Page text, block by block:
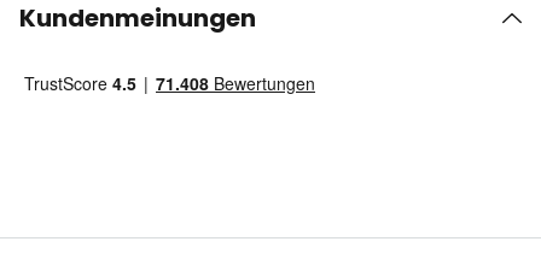
Kundenmeinungen